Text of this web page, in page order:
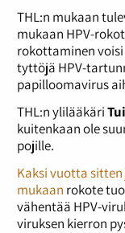
THL:n mukaan
mukaan HPV-
rokottaminen
tyttöjä HPV-
papilloomavirus
THL:n ylilääkäri
kuitenkaan ole
pojille.
Kaksi vuotta
mukaan rokote
vähentää HPV-
viruksen kierron